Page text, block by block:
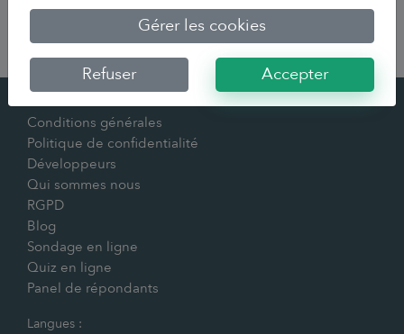
Contact
Conditions générales
Politique de confidentialité
Développeurs
Qui sommes nous
RGPD
Blog
Sondage en ligne
Quiz en ligne
Panel de répondants
Langues :
Gérer les cookies
Refuser Accepter